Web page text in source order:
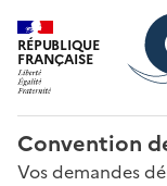
RÉPUBLIQUE
FRANÇAISE
Convention
Vos demandes